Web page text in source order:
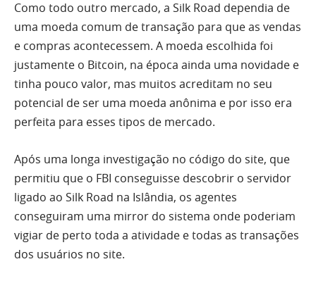
Como todo outro mercado, a Silk Road dependia de
uma moeda comum de transação para que as vendas
e compras acontecessem. A moeda escolhida foi
justamente o Bitcoin, na época ainda uma novidade e
tinha pouco valor, mas muitos acreditam no seu
potencial de ser uma moeda anônima e por isso era
perfeita para esses tipos de mercado.
Após uma longa investigação no código do site, que
permitiu que o FBI conseguisse descobrir o servidor
ligado ao Silk Road na Islândia, os agentes
conseguiram uma mirror do sistema onde poderiam
vigiar de perto toda a atividade e todas as transações
dos usuários no site.